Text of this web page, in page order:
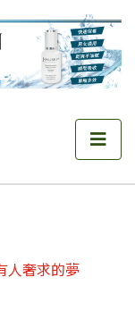
人奢求的夢